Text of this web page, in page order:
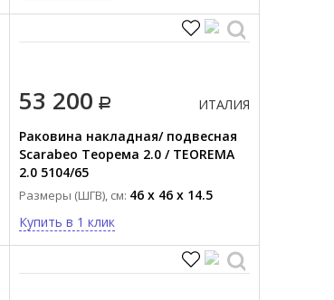
53 200
ИТАЛИЯ
Раковина накладная/ подвесная
Scarabeo Теорема 2.0 / TEOREMA
2.0 5104/65
Размеры (ШГВ), см: 46 x 46 x 14.5
Купить в 1 клик